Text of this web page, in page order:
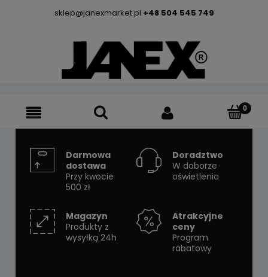
sklep@janexmarket.pl +48 504 545 749
Darmowa
dostawa
Przy kwocie
500 zł
Doradztwo
W doborze
oświetlenia
Magazyn
Produkty z
wysyłką 24h
Atrakcyjne
ceny
Program
rabatowy